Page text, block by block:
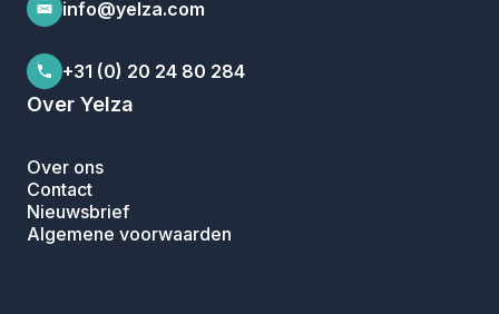
info@yelza.com
+31 (0) 20 24 80 284
Over Yelza
Over ons
Contact
Nieuwsbrief
Algemene voorwaarden